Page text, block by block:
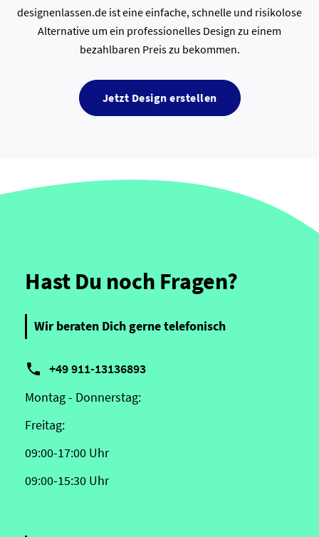
designenlassen.de ist eine einfache, schnelle und risikolose
Alternative um ein professionelles Design zu einem
bezahlbaren Preis zu bekommen.
Jetzt Design erstellen
Hast Du noch Fragen?
Wir beraten Dich gerne telefonisch
 +49 911-13136893
Montag - Donnerstag:
Freitag:
09:00-17:00 Uhr
09:00-15:30 Uhr